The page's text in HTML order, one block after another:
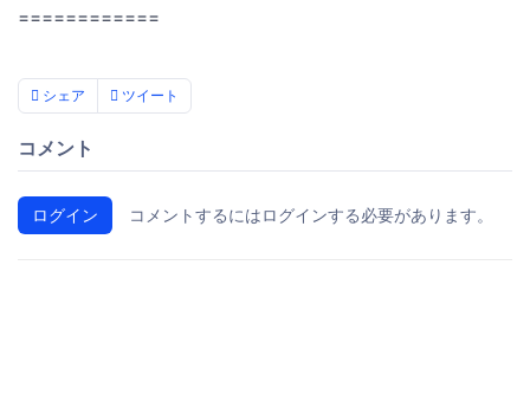
============
シェア ツイート
コメント
ログイン コメントするにはログインする必要があります。